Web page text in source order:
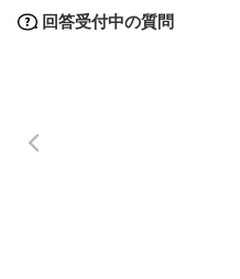
回答受付中の質問